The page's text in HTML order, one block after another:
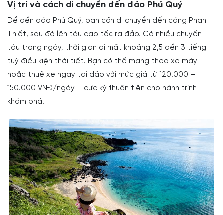
Vị trí và cách di chuyển đến đảo Phú Quý
Để đến đảo Phú Quý, bạn cần di chuyển đến cảng Phan
Thiết, sau đó lên tàu cao tốc ra đảo. Có nhiều chuyến
tàu trong ngày, thời gian đi mất khoảng 2,5 đến 3 tiếng
tuỳ điều kiện thời tiết. Bạn có thể mang theo xe máy
hoặc thuê xe ngay tại đảo với mức giá từ 120.000 –
150.000 VNĐ/ngày – cực kỳ thuận tiện cho hành trình
khám phá.